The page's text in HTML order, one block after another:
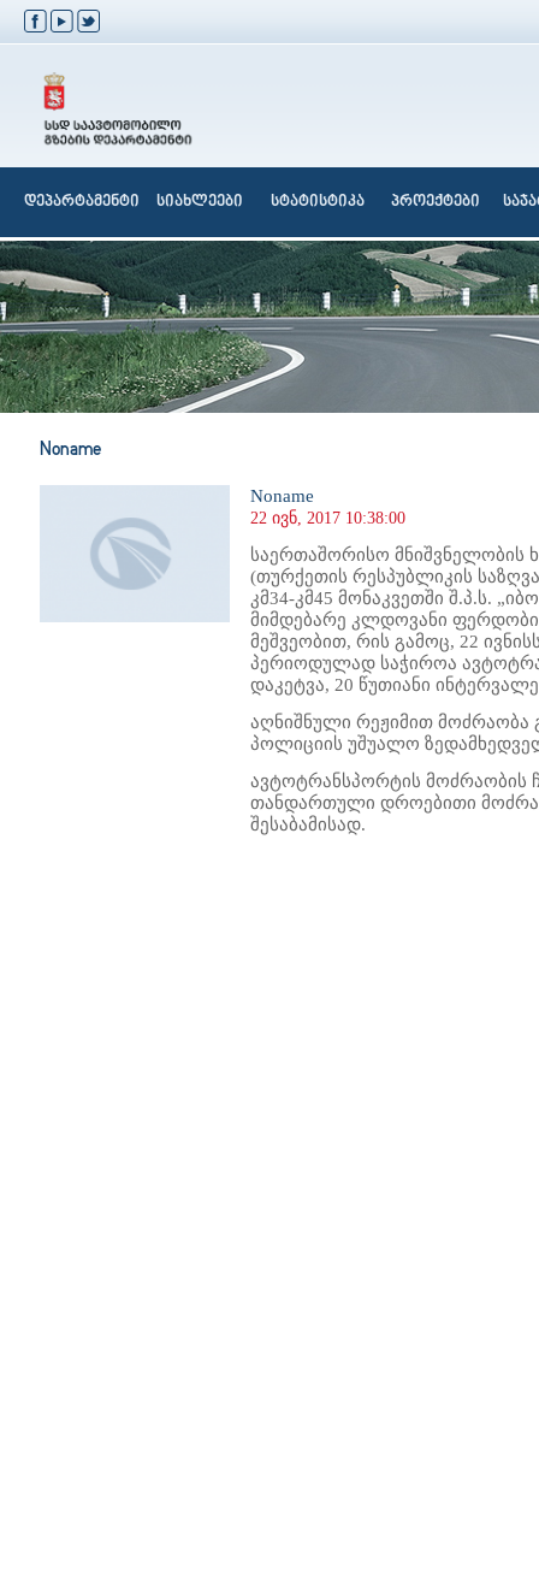
დეპარტამენტი სიახლეები სტატისტიკა პროექტები
Noname
Noname
22 ივნ, 2017 10:38:00
საერთაშორისო მნიშვნელობის
(თურქეთის რესპუბლიკის
კმ34-კმ45 მონაკვეთში შ.პ.ს.
მიმდებარე კლდოვანი
მეშვეობით, რის გამოც, 22
პერიოდულად საჭიროა
დაკეტვა, 20 წუთიანი
აღნიშნული რეჟიმით
პოლიციის უშუალო
ავტოტრანსპორტის მოძრაობის
თანდართული დროებითი
შესაბამისად.